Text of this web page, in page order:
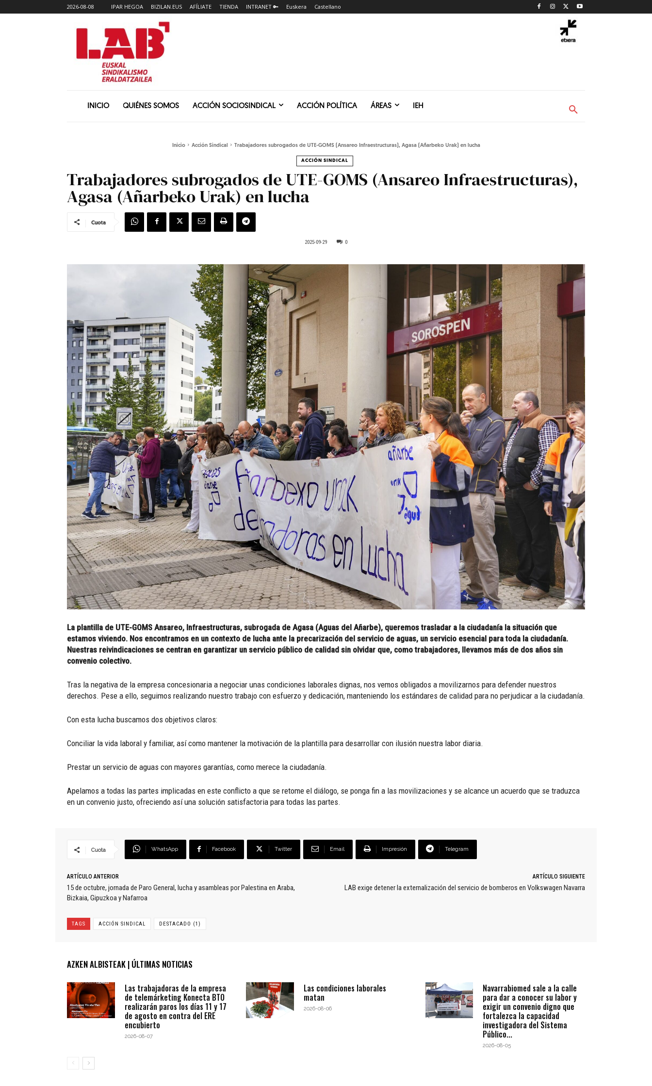
2026-08-08 IPAR HEGOA BIZILAN.EUS AFÍLIATE TIENDA INTRANET 🔑 Euskera Castellano
INICIO QUIÉNES SOMOS ACCIÓN SOCIOSINDICAL ACCIÓN POLÍTICA ÁREAS IEH
Inicio Acción Sindical Trabajadores subrogados de UTE-GOMS (Ansareo Infraestructuras), Agasa (Añarbeko Urak) en lucha
ACCIÓN SINDICAL
Trabajadores subrogados de UTE-GOMS (Ansareo Infraestructuras),
Agasa (Añarbeko Urak) en lucha
Cuota
2025-09-29 0
La plantilla de UTE-GOMS Ansareo, Infraestructuras, subrogada de Agasa (Aguas del Añarbe), queremos trasladar a la ciudadanía la situación que
estamos viviendo. Nos encontramos en un contexto de lucha ante la precarización del servicio de aguas, un servicio esencial para toda la ciudadanía.
Nuestras reivindicaciones se centran en garantizar un servicio público de calidad sin olvidar que, como trabajadores, llevamos más de dos años sin
convenio colectivo.
Tras la negativa de la empresa concesionaria a negociar unas condiciones laborales dignas, nos vemos obligados a movilizarnos para defender nuestros
derechos. Pese a ello, seguimos realizando nuestro trabajo con esfuerzo y dedicación, manteniendo los estándares de calidad para no perjudicar a la ciudadanía.
Con esta lucha buscamos dos objetivos claros:
Conciliar la vida laboral y familiar, así como mantener la motivación de la plantilla para desarrollar con ilusión nuestra labor diaria.
Prestar un servicio de aguas con mayores garantías, como merece la ciudadanía.
Apelamos a todas las partes implicadas en este conflicto a que se retome el diálogo, se ponga fin a las movilizaciones y se alcance un acuerdo que se traduzca
en un convenio justo, ofreciendo así una solución satisfactoria para todas las partes.
Cuota WhatsApp Facebook Twitter Email Impresión Telegram
ARTÍCULO ANTERIOR
15 de octubre, jornada de Paro General, lucha y asambleas por Palestina en Araba,
Bizkaia, Gipuzkoa y Nafarroa
ARTÍCULO SIGUIENTE
LAB exige detener la externalización del servicio de bomberos en Volkswagen Navarra
TAGS ACCIÓN SINDICAL DESTACADO (1)
AZKEN ALBISTEAK | ÚLTIMAS NOTICIAS
Las trabajadoras de la empresa
de telemárketing Konecta BTO
realizarán paros los días 11 y 17
de agosto en contra del ERE
encubierto
2026-08-07
Las condiciones laborales
matan
2026-08-06
Navarrabiomed sale a la calle
para dar a conocer su labor y
exigir un convenio digno que
fortalezca la capacidad
investigadora del Sistema
Público...
2026-08-05